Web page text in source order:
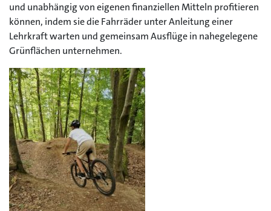
und unabhängig von eigenen finanziellen Mitteln profitieren
können, indem sie die Fahrräder unter Anleitung einer
Lehrkraft warten und gemeinsam Ausflüge in nahegelegene
Grünflächen unternehmen.